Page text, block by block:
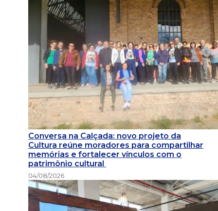
Conversa na Calçada: novo projeto da
Cultura reúne moradores para compartilhar
memórias e fortalecer vínculos com o
patrimônio cultural
04/08/2026